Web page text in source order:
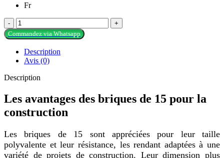
Fr
quantité
de
Brique
prix
Commandez via Whatsapp
Description
Avis (0)
Description
Les avantages des briques de 15 pour la
construction
Les briques de 15 sont appréciées pour leur taille
polyvalente et leur résistance, les rendant adaptées à une
variété de projets de construction. Leur dimension plus